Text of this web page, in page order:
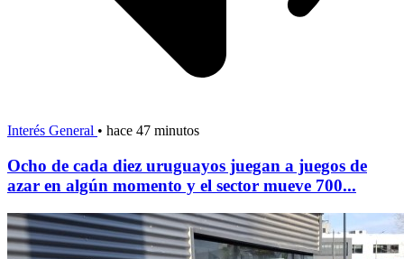
Interés General • hace 47 minutos
Ocho de cada diez uruguayos juegan a juegos de
azar en algún momento y el sector mueve 700...